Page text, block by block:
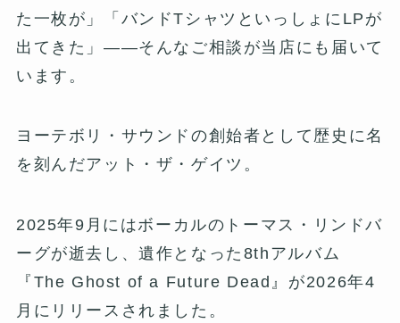
た一枚が」「バンドTシャツといっしょにLPが
出てきた」——そんなご相談が当店にも届いて
います。
ヨーテボリ・サウンドの創始者として歴史に名
を刻んだアット・ザ・ゲイツ。
2025年9月にはボーカルのトーマス・リンドバ
ーグが逝去し、遺作となった8thアルバム
『The Ghost of a Future Dead』が2026年4
月にリリースされました。